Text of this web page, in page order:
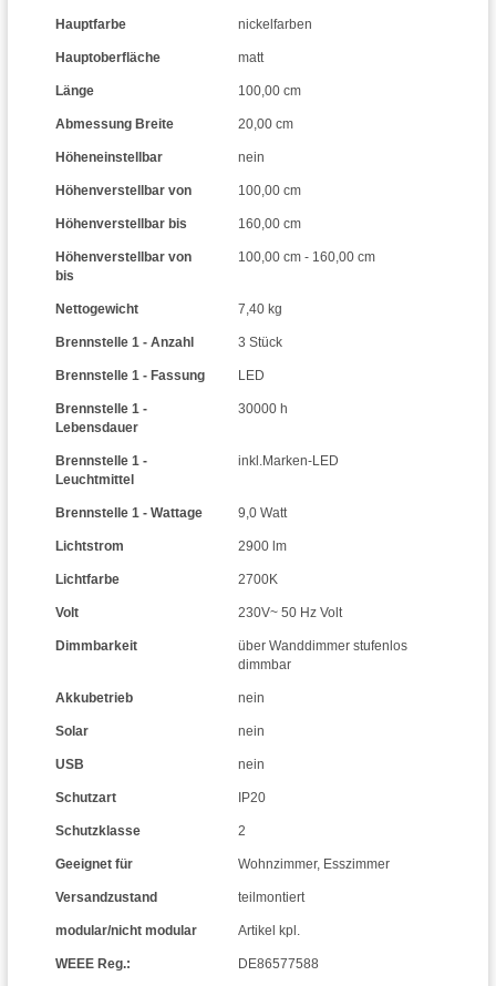
Hauptfarbe nickelfarben
Hauptoberfläche matt
Länge 100,00 cm
Abmessung Breite 20,00 cm
Höheneinstellbar nein
Höhenverstellbar von 100,00 cm
Höhenverstellbar bis 160,00 cm
Höhenverstellbar von
bis
100,00 cm - 160,00 cm
Nettogewicht 7,40 kg
Brennstelle 1 - Anzahl 3 Stück
Brennstelle 1 - Fassung LED
Brennstelle 1 -
Lebensdauer
30000 h
Brennstelle 1 -
Leuchtmittel
inkl.Marken-LED
Brennstelle 1 - Wattage 9,0 Watt
Lichtstrom 2900 lm
Lichtfarbe 2700K
Volt 230V~ 50 Hz Volt
Dimmbarkeit
über Wanddimmer stufenlos
dimmbar
Akkubetrieb nein
Solar nein
USB nein
Schutzart IP20
Schutzklasse 2
Geeignet für Wohnzimmer, Esszimmer
Versandzustand teilmontiert
modular/nicht modular Artikel kpl.
WEEE Reg.: DE86577588